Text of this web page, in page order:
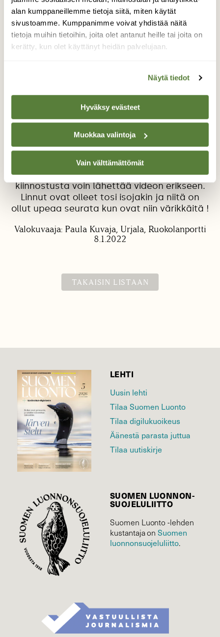
alan kumppaneillemme tietoja siitä, miten käytät
sivustoamme. Kumppanimme voivat yhdistää näitä
tietoja muihin tietoihin, joita olet antanut heille tai joita on
kerätty, kun olet käyttänyt heidän palvelujaan.
Näytä tiedot
Hyväksy evästeet
Muokkaa valintoja
Vain välttämättömät
Punatulkut
Hei! Viime talvena oli lehdessä ihmetys mihin
punatulkut ovat kadonneet?! Meillä niitä oli
ihan mukavasti. Mutta tänä talvena niitä on
ollut todella paljon. Parveittain ovat tulleet
jo syksystä lähtien lintulaudalle,
toistakymmentä yhtä aikaa. Otin videonkin
mutta laitan tähän nyt vain kuvan. Jos
kiinnostusta voin lähettää videon erikseen.
Linnut ovat olleet tosi isojakin ja niitä on
ollut upeaa seurata kun ovat niin värikkäitä !
Valokuvaaja: Paula Kuvaja, Urjala, Ruokolanportti
8.1.2022
TAKAISIN LISTAAN
LEHTI
Uusin lehti
Tilaa Suomen Luonto
Tilaa digilukuoikeus
Äänestä parasta juttua
Tilaa uutiskirje
SUOMEN LUONNON­
SUOJELU­LIITTO
Suomen Luonto -lehden
kustantaja onSuomen
luonnonsuojelu­liitto.